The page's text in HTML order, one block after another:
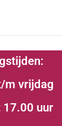
m vrijdag
uur